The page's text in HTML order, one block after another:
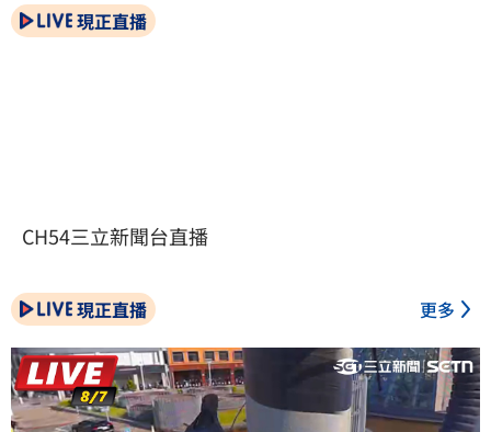
現正直播
CH54三立新聞台直播
現正直播 更多